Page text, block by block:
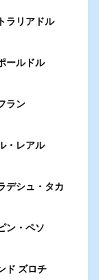
ラリアドル
ールドル
ラン
・レアル
デシュ・タカ
ン・ペソ
ド ズロチ